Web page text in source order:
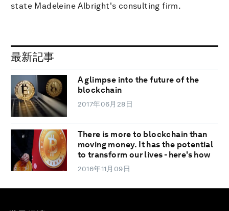
state Madeleine Albright's consulting firm.
最新記事
A glimpse into the future of the
blockchain
2017年06月28日
There is more to blockchain than
moving money. It has the potential
to transform our lives - here's how
2016年11月09日